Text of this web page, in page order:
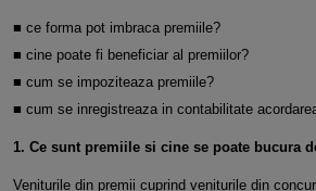
■ ce forma pot imbraca premiile?
■ cine poate fi beneficiar al premiilor?
■ cum se impoziteaza premiile?
■ cum se inregistreaza in contabilitate
1. Ce sunt premiile si cine se poate bucura
Veniturile din premii cuprind veniturile din